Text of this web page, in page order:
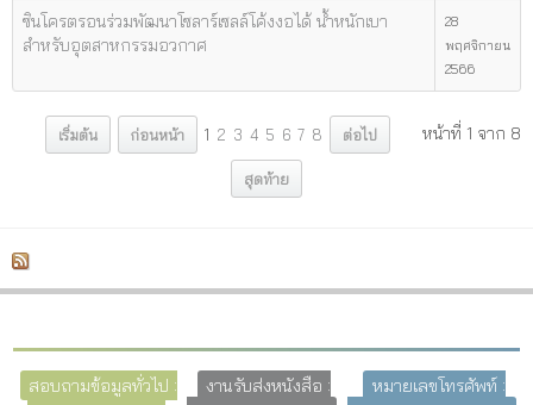
ซินโครตรอนร่วมพัฒนาโซลาร์เซลล์โค้งงอได้ น้ำหนักเบา
สำหรับอุตสาหกรรมอวกาศ
28
พฤศจิกายน
2566
หน้าที่ 1 จาก 8
เริ่มต้น ก่อนหน้า 1 2 3 4 5 6 7 8 ต่อไป
สุดท้าย
สอบถามข้อมูลทั่วไป :
งานรับส่งหนังสือ :
หมายเลขโทรศัพท์ :